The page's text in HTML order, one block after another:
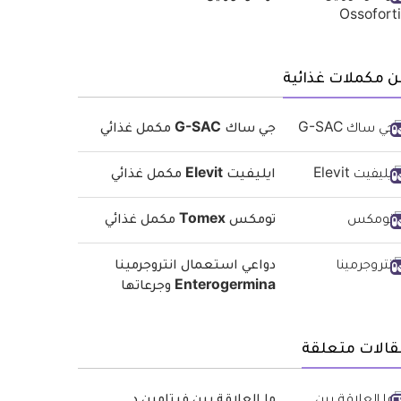
مكملات غذائية
جي ساك G-SAC مكمل غذائي
ايليفيت Elevit مكمل غذائي
تومكس Tomex مكمل غذائي
دواعي استعمال انتروجرمينا
Enterogermina وجرعاتها
متعلقة